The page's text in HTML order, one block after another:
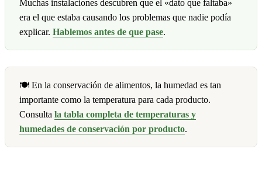
Muchas instalaciones descubren que el «dato que faltaba»
era el que estaba causando los problemas que nadie podía
explicar. Hablemos antes de que pase.
🍽️ En la conservación de alimentos, la humedad es tan
importante como la temperatura para cada producto.
Consulta la tabla completa de temperaturas y
humedades de conservación por producto.